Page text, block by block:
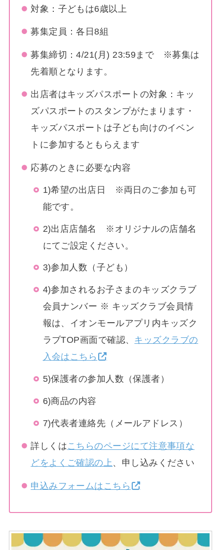
対象：子どもは6歳以上
募集定員：各日8組
募集締切：4/21(月) 23:59まで ※募集は
先着順となります。
出店者はキッズパスポートの対象：キッ
ズパスポートのスタンプがたまります・
キッズパスポートは子ども向けのイベン
トに参加するともらえます
応募のときに必要な内容
1)希望の出店日 ※両日のご参加も可
能です。
2)出店店舗名 ※オリジナルの店舗名
にてご設定ください。
3)参加人数（子ども）
4)参加されるお子さまのキッズクラブ
会員ナンバー ※ キッズクラブ会員情
報は、イオンモールアプリ内キッズク
ラブTOP画面で確認、 キッズクラブの
入会はこちら
5)保護者の参加人数（保護者）
6)商品の内容
7)代表者連絡先（メールアドレス）
詳しくはこちらのページにて注意事項な
どをよくご確認の上、申し込みください
申込みフォームはこちら